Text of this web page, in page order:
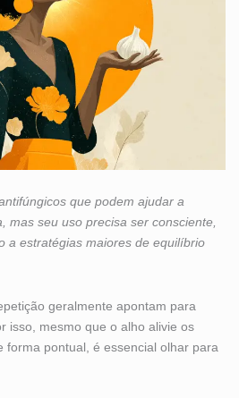
que podem ajudar a
mas seu uso precisa ser consciente,
a estratégias maiores de equilíbrio
geralmente apontam para
isso, mesmo que o alho alivie os
forma pontual, é essencial olhar para